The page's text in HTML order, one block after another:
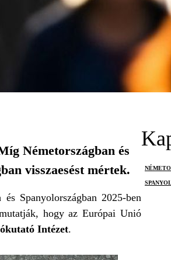
Németországban és
visszaesést mértek.
Spanyolországban 2025-ben
hogy az Európai Unió
Intézet.